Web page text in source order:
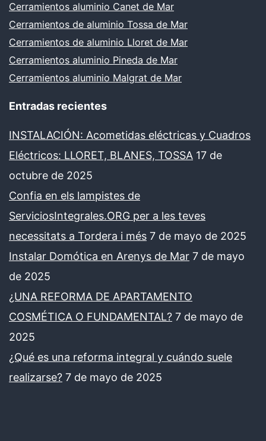
Cerramientos aluminio Canet de Mar
Cerramientos de aluminio Tossa de Mar
Cerramientos de aluminio Lloret de Mar
Cerramientos aluminio Pineda de Mar
Cerramientos aluminio Malgrat de Mar
Entradas recientes
INSTALACIÓN: Acometidas eléctricas y Cuadros
Eléctricos: LLORET, BLANES, TOSSA 17 de
octubre de 2025
Confia en els lampistes de
ServiciosIntegrales.ORG per a les teves
necessitats a Tordera i més 7 de mayo de 2025
Instalar Domótica en Arenys de Mar 7 de mayo
de 2025
¿UNA REFORMA DE APARTAMENTO
COSMÉTICA O FUNDAMENTAL? 7 de mayo de
2025
¿Qué es una reforma integral y cuándo suele
realizarse? 7 de mayo de 2025